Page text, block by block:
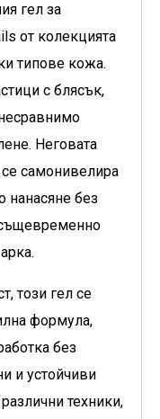
гел за
от колекцията
типове кожа.
с блясък,
Неговата
самонивелира
нанасяне без
този гел се
формула,
без
и устойчиви
техники,